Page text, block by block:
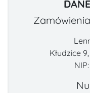
Kłudzice